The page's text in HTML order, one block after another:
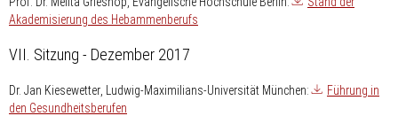
Akademisierung des Hebammenberufs
VII. Sitzung - Dezember 2017
Dr. Jan Kiesewetter , Ludwig-Maximilians-Universität München:
Führung in
den Gesundheitsberufen